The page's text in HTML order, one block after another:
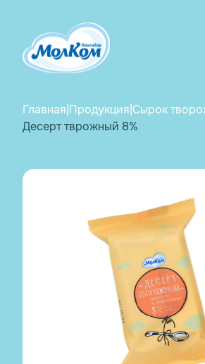
Главная Продукция Сырок
Десерт тврожный 8%